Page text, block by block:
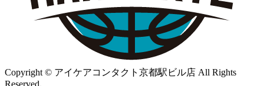
Copyright © アイケアコンタクト京都駅ビル店 All Rights
Reserved.